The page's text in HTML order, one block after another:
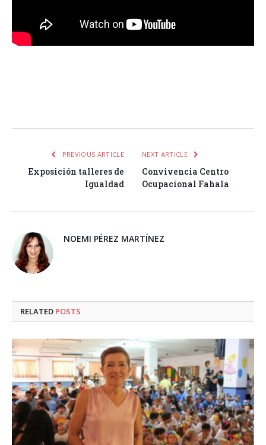
PREVIOUS ARTICLE
Exposición talleres de
Igualdad
NEXT ARTICLE
Convivencia Centro
Ocupacional Fahala
NOEMI PÉREZ MARTÍNEZ
RELATED POSTS